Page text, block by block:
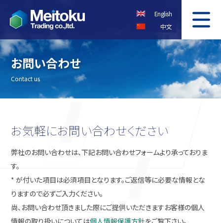
English
中文
COMPANY
会社概要
OUR SERVICE
事業案内
CONTACT US
お問い合わせ 個人情報保護方針
お問い合わせ
Contact us
お気軽にお問い合わせください
弊社のお問い合わせは、下記お問い合わせフォームより承っておりま
す。
* が付いた項目は必須項目となります。ご返信等に必要な情報とな
りますので必ずご入力ください。
尚、お問い合わせ頂きました際にご提供いただきますお客様の個人
情報の取り扱いについては個人情報保護方針をご覧下さい。